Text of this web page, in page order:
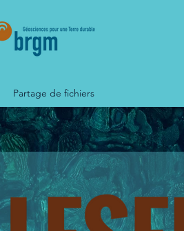
Partage de fichiers